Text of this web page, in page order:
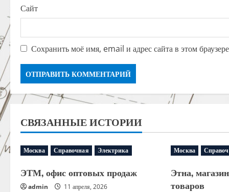
Сайт
Сохранить моё имя, email и адрес сайта в этом
СВЯЗАННЫЕ ИСТОРИИ
Москва Справочная Электрика
ЭТМ, офис оптовых продаж
admin 11 апреля, 2026
Москва
Этна,
товаров